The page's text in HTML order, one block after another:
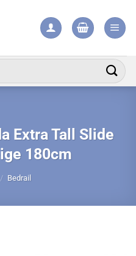
Extra Tall Slide
180cm
/ Bedrail